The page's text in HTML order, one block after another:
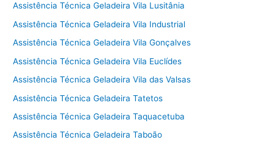
Assistência Técnica Geladeira Vila Lusitânia
Assistência Técnica Geladeira Vila Industrial
Assistência Técnica Geladeira Vila Gonçalves
Assistência Técnica Geladeira Vila Euclídes
Assistência Técnica Geladeira Vila das Valsas
Assistência Técnica Geladeira Tatetos
Assistência Técnica Geladeira Taquacetuba
Assistência Técnica Geladeira Taboão